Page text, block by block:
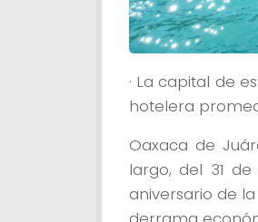
· La capital de
hotelera
Oaxaca de
largo, del 31
aniversario de